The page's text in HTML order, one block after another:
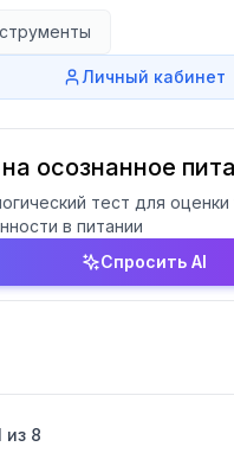
Личный кабинет
осознанное
тест для оценки
в питании
Спросить AI
из 8